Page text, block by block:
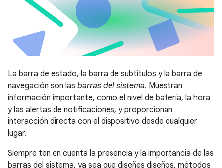
La barra de estado, la barra de subtítulos y la barra de
navegación son las barras del sistema. Muestran
información importante, como el nivel de batería, la hora
y las alertas de notificaciones, y proporcionan
interacción directa con el dispositivo desde cualquier
lugar.
Siempre ten en cuenta la presencia y la importancia de las
barras del sistema, ya sea que diseñes diseños, métodos